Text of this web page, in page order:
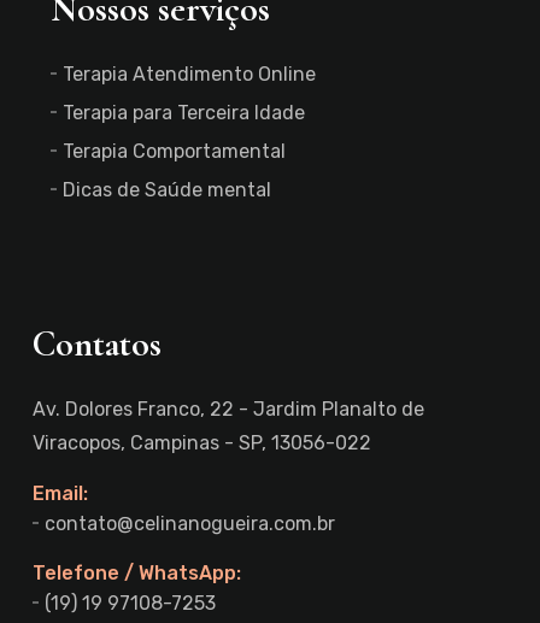
Terapia Atendimento Online
Terapia para Terceira Idade
Terapia Comportamental
Dicas de Saúde mental
Contatos
Av. Dolores Franco, 22 - Jardim Planalto de
Viracopos, Campinas - SP, 13056-022
Email:
contato@celinanogueira.com.br
Telefone / WhatsApp:
(19) 19 97108-7253